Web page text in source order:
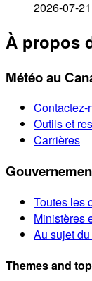
2026-07-21
À propos
Météo au
Contactez-
Outils et
Carrières
Toutes les
Ministères
Au sujet
Themes and